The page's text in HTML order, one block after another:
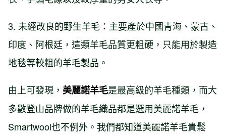
3. 未經改良的野生羊毛：主要產於中國青海、蒙古、
印度、阿根廷，這類羊毛品質更粗硬，只能用於製造
地毯等較粗的羊毛製品。
由上可發現， 美麗諾羊毛是最高級的羊毛種類，而大
多數登山品牌做的羊毛織品都是選用美麗諾羊毛，
Smartwool也不例外。我們都知道美麗諾羊毛貴鬆